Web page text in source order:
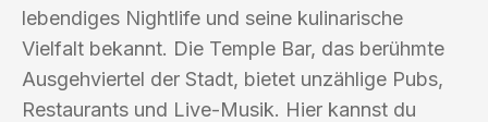
lebendiges Nightlife und seine kulinarische
Vielfalt bekannt. Die Temple Bar, das berühmte
Ausgehviertel der Stadt, bietet unzählige Pubs,
Restaurants und Live-Musik. Hier kannst du